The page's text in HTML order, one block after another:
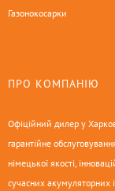
Газонокосарки
ПРО КОМПАНІЮ
Офіційний дилер у
гарантійне
німецької якості,
сучасних акумуляторних